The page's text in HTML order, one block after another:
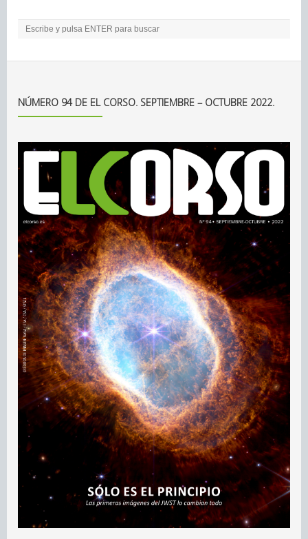
NÚMERO 94 DE EL CORSO. SEPTIEMBRE – OCTUBRE 2022.